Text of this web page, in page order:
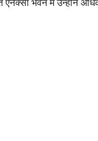
एनेक्सी भवन में उन्होने